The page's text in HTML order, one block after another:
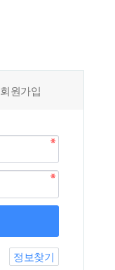
회원가입
정보찾기